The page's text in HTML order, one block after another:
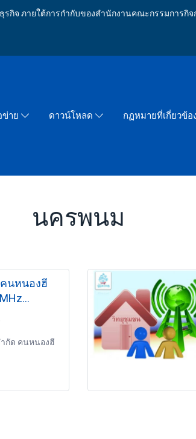
กิจ ภายใต้การกำกับของสำนักงานคณะกรรมการกิ
ข่าย ดาวน์โหลด กฏหมายที่เกี่ยวข้อ
นครพนม
นหนองฮี
กัด คนหนองฮี